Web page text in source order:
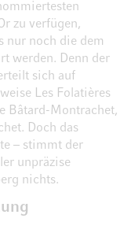
zu verfügen,
nur noch die dem
werden. Denn der
sich auf
Les Folatières
Bâtard-Montrachet,
Doch das
– stimmt der
unpräzise
nichts.